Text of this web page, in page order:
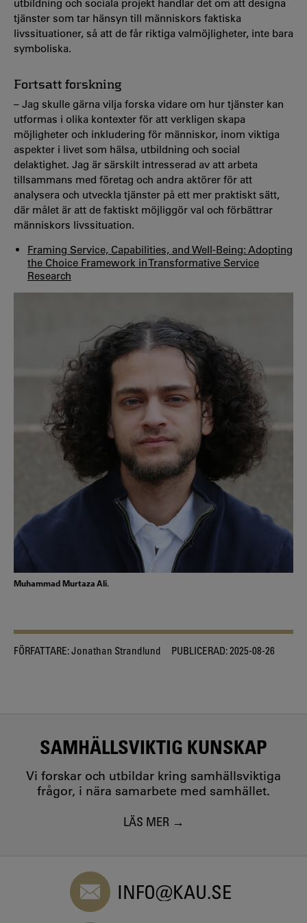
utbildning och sociala projekt handlar det om att designa
tjänster som tar hänsyn till människors faktiska
livssituationer, så att de får riktiga valmöjligheter, inte bara
symboliska.
Fortsatt forskning
– Jag skulle gärna vilja forska vidare om hur tjänster kan
utformas i olika kontexter för att verkligen skapa
möjligheter och inkludering för människor, inom viktiga
aspekter i livet som hälsa, utbildning och social
delaktighet. Jag är särskilt intresserad av att arbeta
tillsammans med företag och andra aktörer för att
analysera och utveckla tjänster på ett mer praktiskt sätt,
där målet är att de faktiskt möjliggör val och förbättrar
människors livssituation.
Framing Service, Capabilities, and Well-Being: Adopting
the Choice Framework in Transformative Service
Research
Muhammad Murtaza Ali.
FÖRFATTARE:Jonathan Strandlund PUBLICERAD:2025-08-26
SAMHÄLLSVIKTIG KUNSKAP
Vi forskar och utbildar kring samhällsviktiga
frågor, i nära samarbete med samhället.
LÄS MER
INFO@KAU.SE